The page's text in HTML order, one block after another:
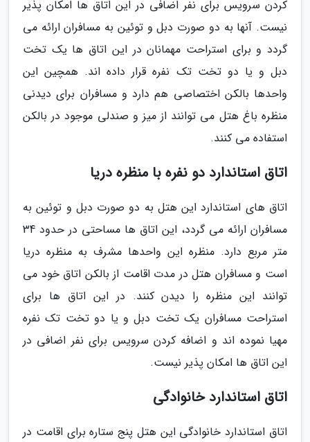
کردن سرویس برای نفر اضافی در این اتاق ها امکان پذیر
نیست. آنها به دو صورت دبل و توئین به مسافران ارائه می
گردد و برای استراحت مهمانان در این اتاق ها یک تخت
دبل و یا دو تخت تک نفره قرار داده اند. همچین این
واحدها بالکن اختصاصی هم دارد و مسافران برای دیدنی
منظره باغ هتل می توانند از میز و صندلی موجود در بالکن
استفاده می کنند.
اتاق استاندارد دو نفره با منظره دریا
اتاق های استاندارد این هتل به دو صورت دبل و توئین به
مسافران ارائه می گردد، این اتاق ها مساحتی در حدود 34
متر مربع دارد. منظره این واحدها مشرف به منظره دریا
است و مسافران هتل در مدت اقامت از بالکن اتاق خود می
توانند این منظره را دیدن کنند. در این اتاق ها برای
استراحت مسافران یک تخت دبل و یا دو تخت تک نفره
مهیا نموده اند و اضافه کردن سرویس برای نفر اضافی در
این اتاق ها امکان پذیر نیست.
اتاق استاندارد خانوادگی
اتاق استاندارد خانوادگی این هتل پنج ستاره برای اقامت در